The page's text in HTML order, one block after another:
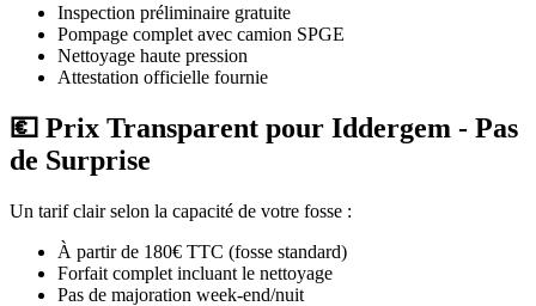
Inspection préliminaire gratuite
Pompage complet avec camion SPGE
Nettoyage haute pression
Attestation officielle fournie
💶 Prix Transparent pour Iddergem - Pas
de Surprise
Un tarif clair selon la capacité de votre fosse :
À partir de 180€ TTC (fosse standard)
Forfait complet incluant le nettoyage
Pas de majoration week-end/nuit